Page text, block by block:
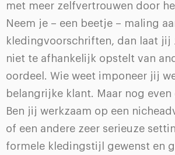
met meer zelfvertrouwen door
Neem je – een beetje – maling
kledingvoorschriften, dan laat jij
niet te afhankelijk opstelt van
oordeel. Wie weet imponeer jij
belangrijke klant. Maar nog even
Ben jij werkzaam op een
of een andere zeer serieuze
formele kledingstijl gewenst en